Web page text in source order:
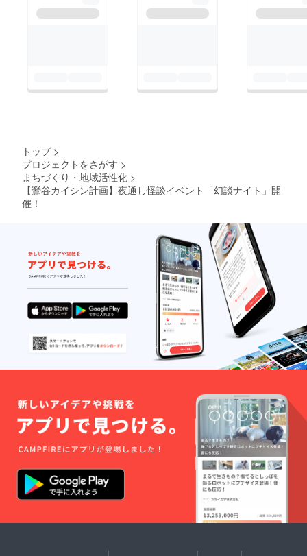
トップ >
プロジェクトをさがす >
まちづくり・地域活性化 >
【鶯谷カイシン計画】夜通し怪談イベント「幻談ナイト」開
催！